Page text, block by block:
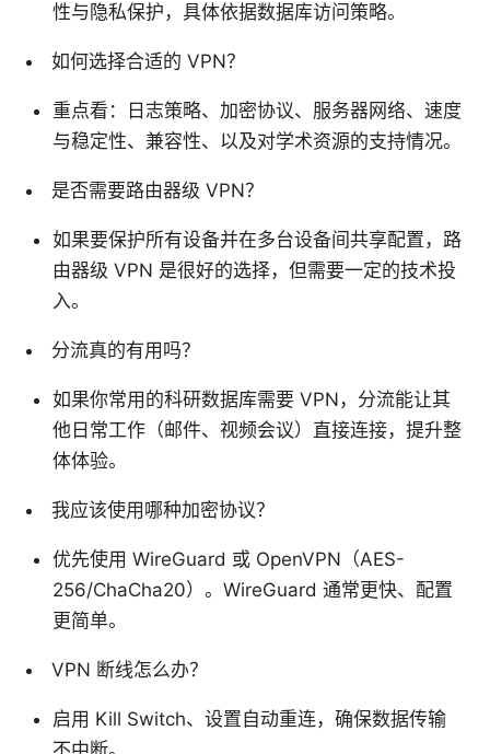
性与隐私保护，具体依据数据库访问策略。
如何选择合适的 VPN？
重点看：日志策略、加密协议、服务器网络、速度
与稳定性、兼容性、以及对学术资源的支持情况。
是否需要路由器级 VPN？
如果要保护所有设备并在多台设备间共享配置，路
由器级 VPN 是很好的选择，但需要一定的技术投
入。
分流真的有用吗？
如果你常用的科研数据库需要 VPN，分流能让其
他日常工作（邮件、视频会议）直接连接，提升整
体体验。
我应该使用哪种加密协议？
优先使用 WireGuard 或 OpenVPN（AES-
256/ChaCha20）。WireGuard 通常更快、配置
更简单。
VPN 断线怎么办？
启用 Kill Switch、设置自动重连，确保数据传输